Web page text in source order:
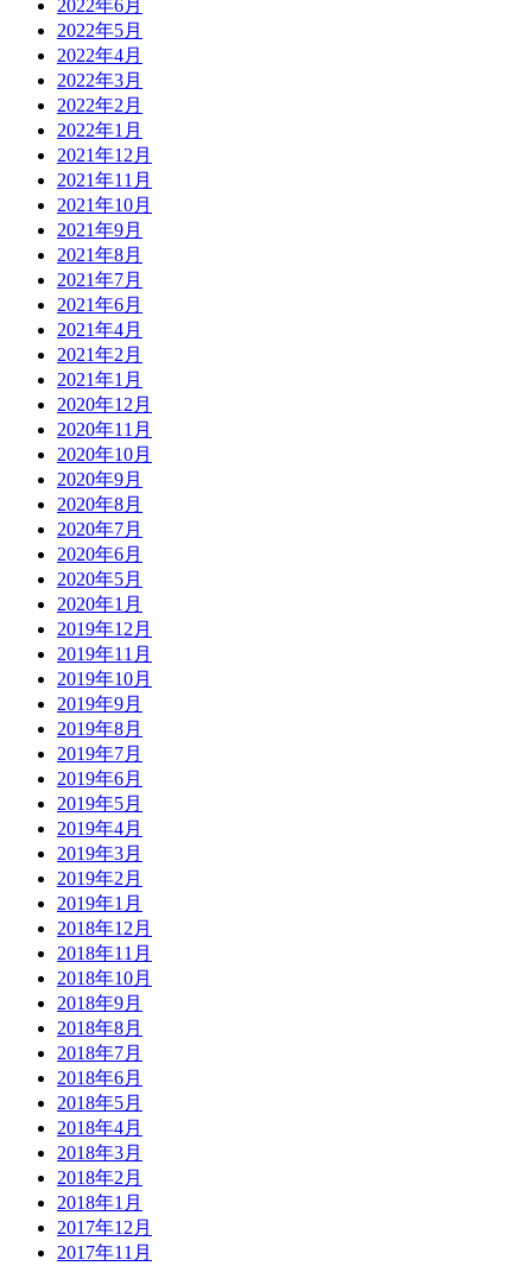
2022年6月
2022年5月
2022年4月
2022年3月
2022年2月
2022年1月
2021年12月
2021年11月
2021年10月
2021年9月
2021年8月
2021年7月
2021年6月
2021年4月
2021年2月
2021年1月
2020年12月
2020年11月
2020年10月
2020年9月
2020年8月
2020年7月
2020年6月
2020年5月
2020年1月
2019年12月
2019年11月
2019年10月
2019年9月
2019年8月
2019年7月
2019年6月
2019年5月
2019年4月
2019年3月
2019年2月
2019年1月
2018年12月
2018年11月
2018年10月
2018年9月
2018年8月
2018年7月
2018年6月
2018年5月
2018年4月
2018年3月
2018年2月
2018年1月
2017年12月
2017年11月